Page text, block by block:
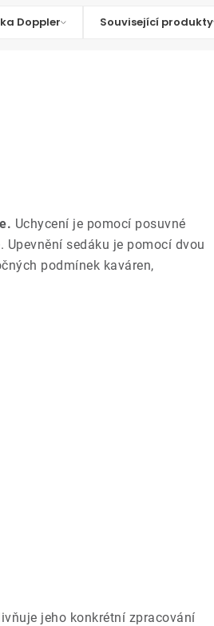
Doppler Související produkty
Uchycení je pomocí posuvné
sedáku je pomocí dvou
podmínek kaváren,
jeho konkrétní zpracování